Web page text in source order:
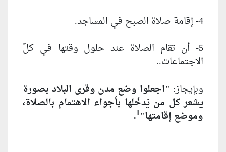
4- إقامة صلاة الصبح في المساجد.
5- أن تقام الصلاة عند حلول وقتها في كلّ
الاجتماعات..
وبإيجاز: "اجعلوا وضع مدن وقرى البلاد بصورة
يشعر كل من يَدخُلها بأجواء الاهتمام بالصلاة،
وموضع إقامتها"1
.